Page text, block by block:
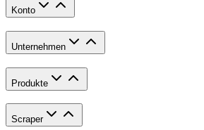
Konto
Unternehmen
Produkte
Scraper